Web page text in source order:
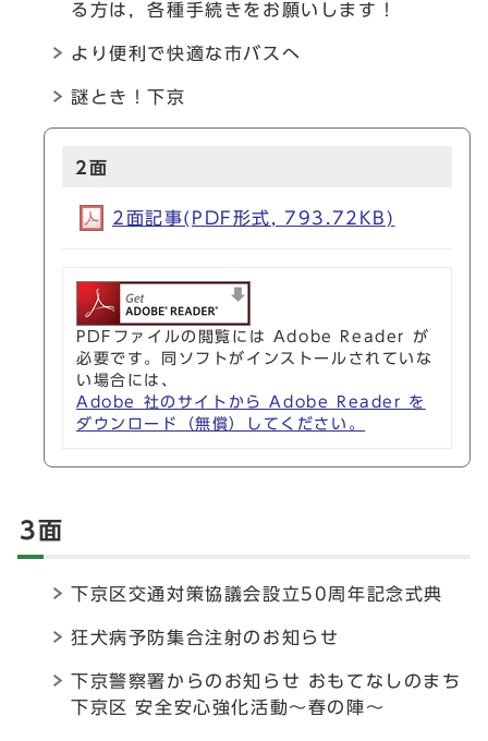
る方は，各種手続きをお願いします！
より便利で快適な市バスへ
謎とき！下京
2面
2面記事(PDF形式, 793.72KB)
PDFファイルの閲覧には Adobe Reader が
必要です。同ソフトがインストールされていな
い場合には、
Adobe 社のサイトから Adobe Reader を
ダウンロード（無償）してください。
3面
下京区交通対策協議会設立50周年記念式典
狂犬病予防集合注射のお知らせ
下京警察署からのお知らせ おもてなしのまち
下京区 安全安心強化活動～春の陣～